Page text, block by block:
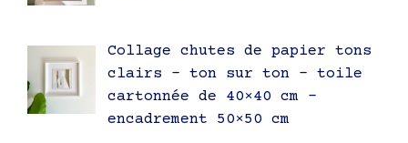
Collage chutes de papier tons
clairs – ton sur ton – toile
cartonnée de 40×40 cm –
encadrement 50×50 cm